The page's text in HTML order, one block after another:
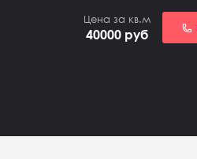
Цена за кв.м
40000 руб